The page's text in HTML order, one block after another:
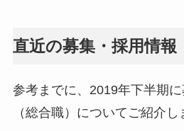
直近の募集・採用情報
参考までに、2019年下半期
（総合職）についてご紹介し